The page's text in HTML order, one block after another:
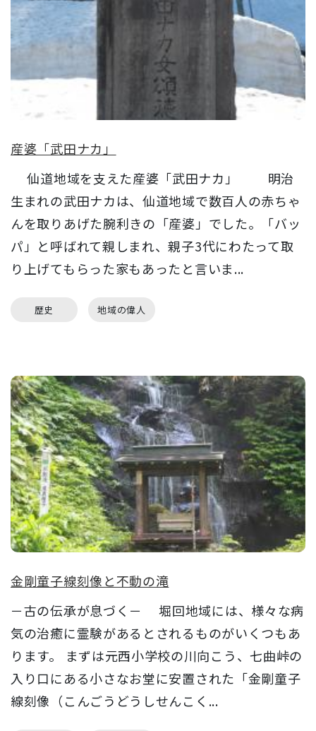
産婆「武田ナカ」
仙道地域を支えた産婆「武田ナカ」 明治
生まれの武田ナカは、仙道地域で数百人の赤ちゃ
んを取りあげた腕利きの「産婆」でした。「バッ
パ」と呼ばれて親しまれ、親子3代にわたって取
り上げてもらった家もあったと言いま...
歴史 地域の偉人
金剛童子線刻像と不動の滝
－古の伝承が息づく－ 堀回地域には、様々な病
気の治癒に霊験があるとされるものがいくつもあ
ります。 まずは元西小学校の川向こう、七曲峠の
入り口にある小さなお堂に安置された「金剛童子
線刻像（こんごうどうしせんこく...